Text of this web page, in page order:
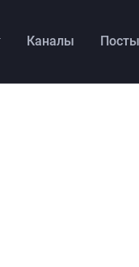
Каналы Посты